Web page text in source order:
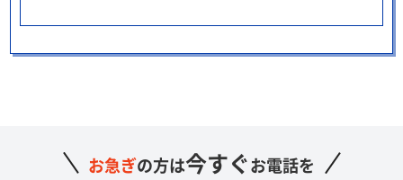
お急ぎの方は今すぐお電話を